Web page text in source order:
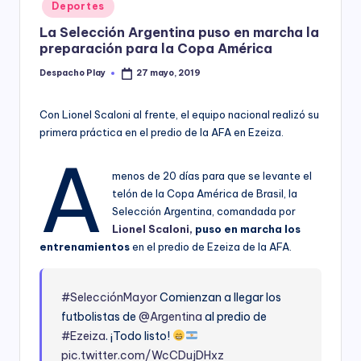
y
in
Deportes
La Selección Argentina puso en marcha la
preparación para la Copa América
Posted
Despacho Play 27 mayo, 2019
Con Lionel Scaloni al frente, el equipo nacional realizó su
primera práctica en el predio de la AFA en Ezeiza.
A
menos de 20 días para que se levante el
telón de la Copa América de Brasil, la
Selección Argentina, comandada por
Lionel Scaloni, puso en marcha los
entrenamientosen el predio de Ezeiza de la AFA.
#SelecciónMayorComienzan a llegar los
futbolistas de@Argentina al predio de
#Ezeiza. ¡Todo listo!
pic.twitter.com/WcCDujDHxz